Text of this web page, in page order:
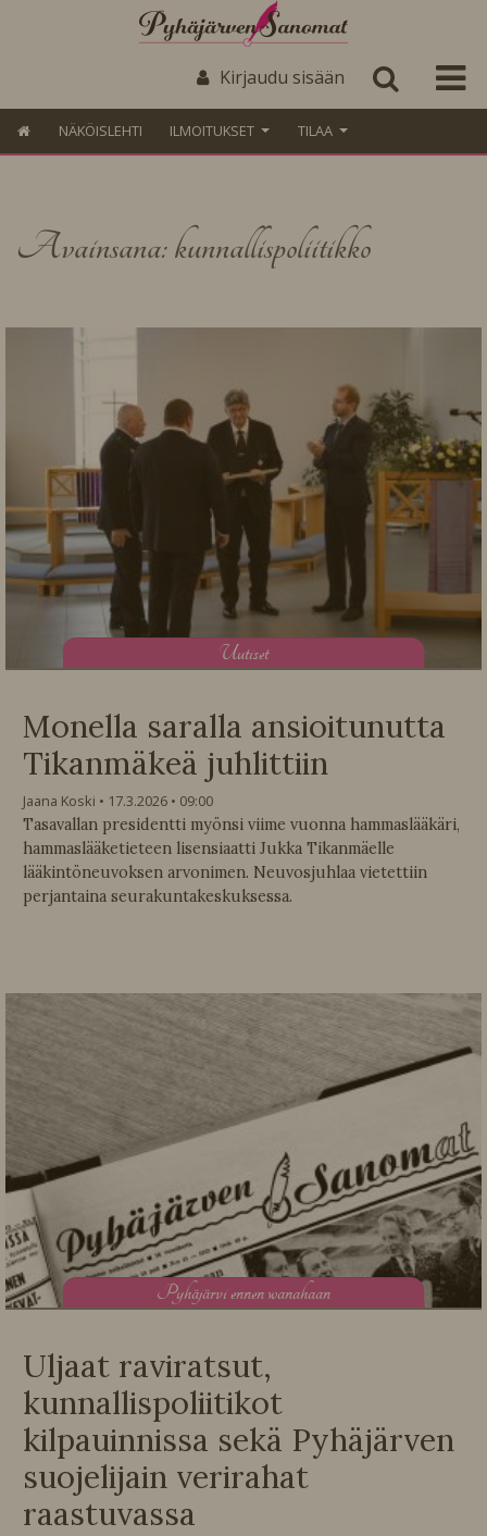
Kirjaudu sisään
NÄKÖISLEHTI ILMOITUKSET TILAA
Avainsana: kunnallispoliitikko
Uutiset
Monella saralla ansioitunutta
Tikanmäkeä juhlittiin
Jaana Koski 17.3.2026
09:00
Tasavallan presidentti myönsi viime vuonna hammaslääkäri,
hammaslääketieteen lisensiaatti Jukka Tikanmäelle
lääkintöneuvoksen arvonimen. Neuvosjuhlaa vietettiin
perjantaina seurakuntakeskuksessa.
Pyhäjärvi ennen wanahaan
Uljaat raviratsut,
kunnallispoliitikot
kilpauinnissa sekä Pyhäjärven
suojelijain verirahat
raastuvassa